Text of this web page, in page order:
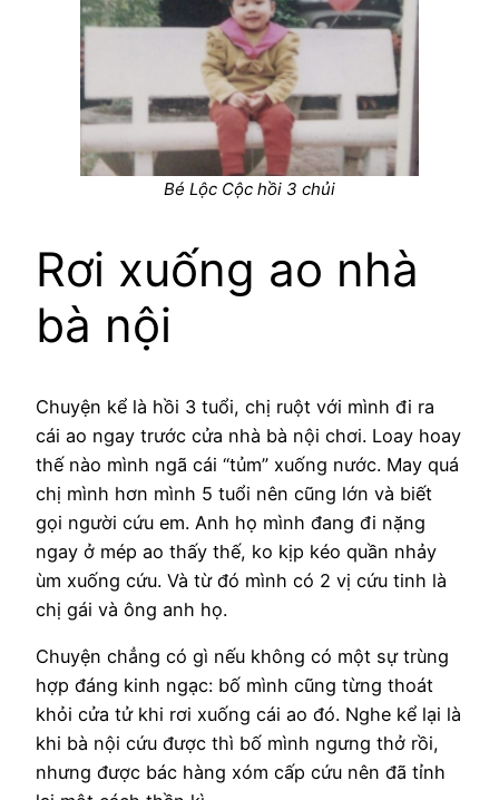
Bé Lộc Cộc hồi 3 chủi
Rơi xuống ao nhà
bà nội
Chuyện kể là hồi 3 tuổi, chị ruột với mình đi ra
cái ao ngay trước cửa nhà bà nội chơi. Loay hoay
thế nào mình ngã cái “tủm” xuống nước. May quá
chị mình hơn mình 5 tuổi nên cũng lớn và biết
gọi người cứu em. Anh họ mình đang đi nặng
ngay ở mép ao thấy thế, ko kịp kéo quần nhảy
ùm xuống cứu. Và từ đó mình có 2 vị cứu tinh là
chị gái và ông anh họ.
Chuyện chẳng có gì nếu không có một sự trùng
hợp đáng kinh ngạc: bố mình cũng từng thoát
khỏi cửa tử khi rơi xuống cái ao đó. Nghe kể lại là
khi bà nội cứu được thì bố mình ngưng thở rồi,
nhưng được bác hàng xóm cấp cứu nên đã tỉnh